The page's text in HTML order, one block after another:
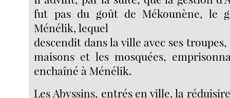
fut pas du goût de Mékounène, le
Ménélik, lequel
descendit dans la ville avec ses troupes,
maisons et les mosquées,
enchaîné à Ménélik.
Les Abyssins, entrés en ville, la